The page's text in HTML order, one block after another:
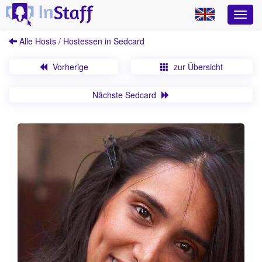
Alle Hosts / Hostessen in Sedcard
Vorherige zur Übersicht
Nächste Sedcard